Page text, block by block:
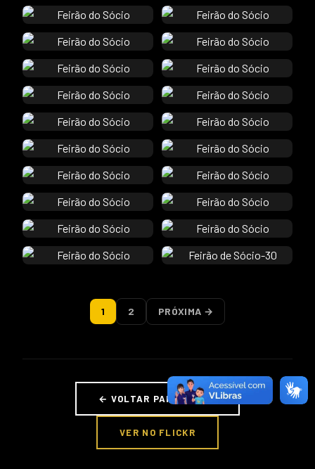
1 2 PRÓXIMA →
← VOLTAR PARA FOTOS
VER NO FLICKR